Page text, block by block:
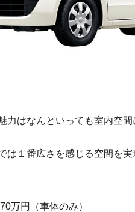
力はなんといっても室内空間
は１番広さを感じる空間を実
万円（車体のみ）